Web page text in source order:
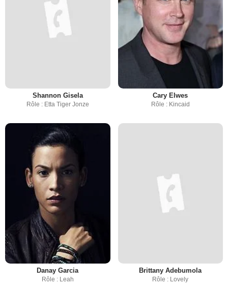
Shannon Gisela
Rôle : Etta Tiger Jonze
Cary Elwes
Rôle : Kincaid
Danay Garcia
Rôle : Leah
Brittany Adebumola
Rôle : Lovely